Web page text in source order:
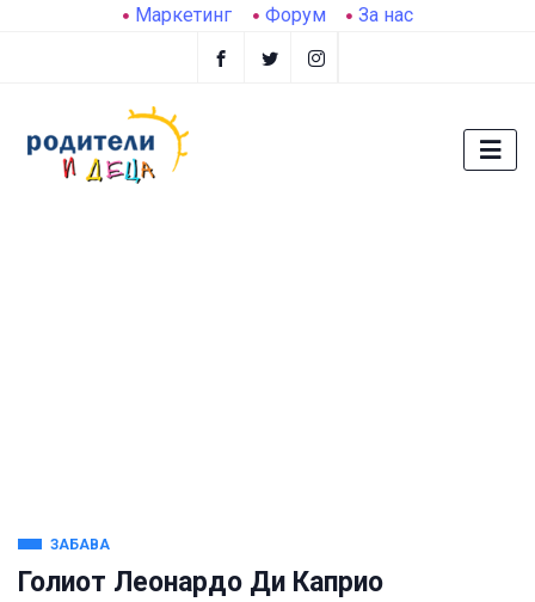
Маркетинг Форум За нас
ЗАБАВА
Голиот Леонардо Ди Каприо